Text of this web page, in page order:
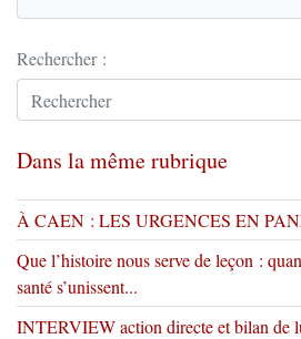
Rechercher :
Dans la même rubrique
À CAEN : LES URGENCES EN
Que l’histoire nous serve de leçon :
santé s’unissent...
INTERVIEW action directe et bilan de